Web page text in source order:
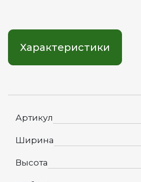
Характеристики
Артикул
Ширина
Высота